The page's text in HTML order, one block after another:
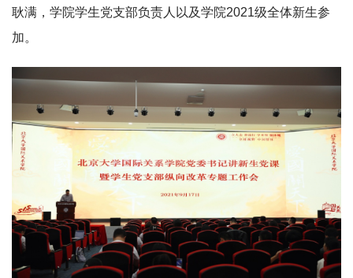
耿满，学院学生党支部负责人以及学院2021级全体新生参
加。